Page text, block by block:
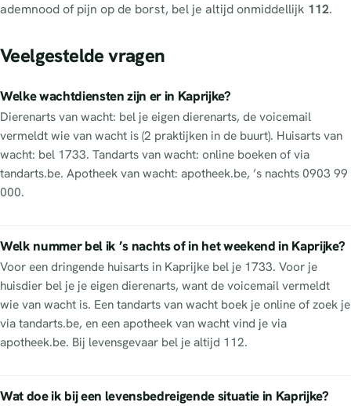
ademnood of pijn op de borst, bel je altijd onmiddellijk 112.
Veelgestelde vragen
Welke wachtdiensten zijn er in Kaprijke?
Dierenarts van wacht: bel je eigen dierenarts, de voicemail
vermeldt wie van wacht is (2 praktijken in de buurt). Huisarts van
wacht: bel 1733. Tandarts van wacht: online boeken of via
tandarts.be. Apotheek van wacht: apotheek.be, ’s nachts 0903 99
000.
Welk nummer bel ik ’s nachts of in het weekend in Kaprijke?
Voor een dringende huisarts in Kaprijke bel je 1733. Voor je
huisdier bel je je eigen dierenarts, want de voicemail vermeldt
wie van wacht is. Een tandarts van wacht boek je online of zoek je
via tandarts.be, en een apotheek van wacht vind je via
apotheek.be. Bij levensgevaar bel je altijd 112.
Wat doe ik bij een levensbedreigende situatie in Kaprijke?